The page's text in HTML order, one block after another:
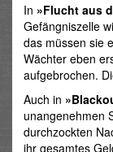
In »Flucht aus
Gefängniszelle
das müssen sie
Wächter eben
aufgebrochen.
Auch in
unangenehmen
durchzockten
ihr gesamtes